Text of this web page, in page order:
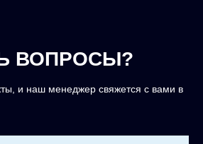
ВОПРОСЫ?
и наш менеджер свяжется с вами в